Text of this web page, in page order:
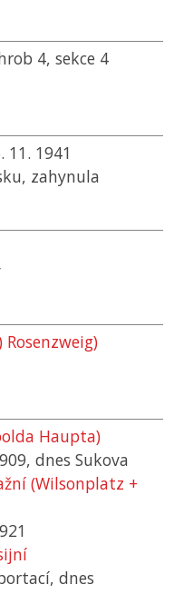
4, sekce 4
1941
zahynula
Rosenzweig)
Haupta)
dnes Sukova
(Wilsonplatz +
dnes